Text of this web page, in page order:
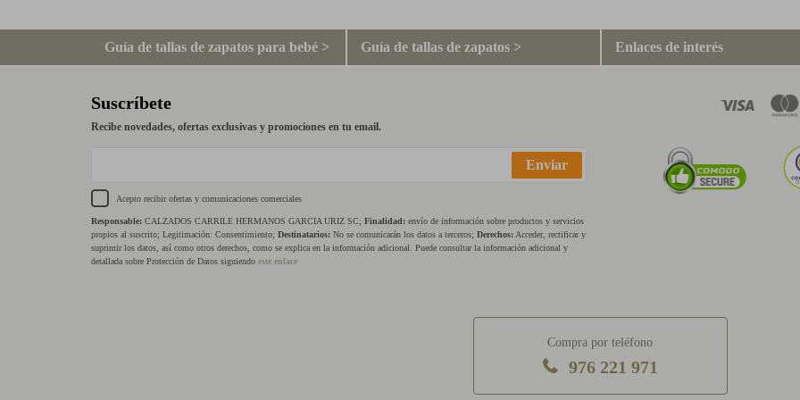
Guía de tallas de zapatos para bebé > Guía de tallas de zapatos > Enlaces de interés
Suscríbete
Recibe novedades, ofertas exclusivas y promociones en tu email.
Enviar
Acepto recibir ofertas y comunicaciones comerciales
Responsable: CALZADOS CARRILE HERMANOS GARCIA URIZ SC; Finalidad: envío de información sobre productos y servicios
propios al suscrito; Legitimación: Consentimiento; Destinatarios: No se comunicarán los datos a terceros; Derechos: Acceder, rectificar y
suprimir los datos, así como otros derechos, como se explica en la información adicional. Puede consultar la información adicional y
detallada sobre Protección de Datos siguiendo este enlace
Compra por teléfono
976 221 971